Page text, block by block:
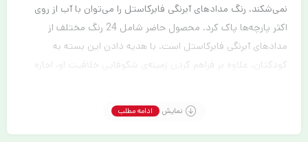
نمی‌شکند. رنگ مدادهای آبرنگی فابرکاستل را می‌توان با آب از روی
اکثر پارچه‌ها پاک کرد. محصول حاضر شامل 24 رنگ مختلف از
مدادهای آبرنگی فابرکاستل است. با هدیه دادن این بسته به
کودکتان، علاوه بر فراهم کردن زمینه‌ی شکوفایی خلاقیت او، اجازه
نمایش ادامه مطلب